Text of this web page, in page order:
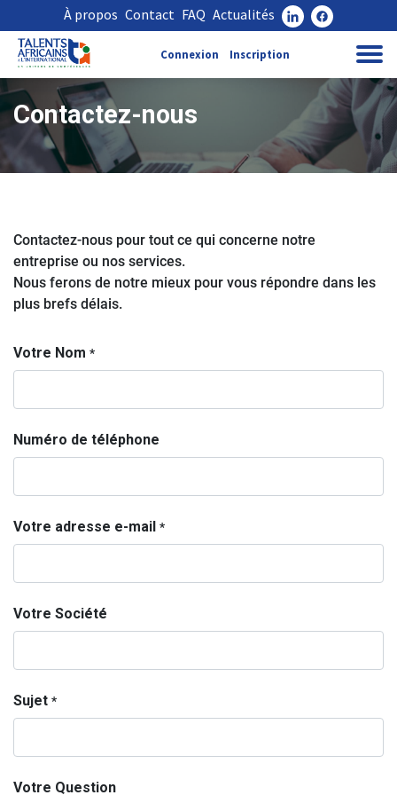
À propos Contact FAQ Actualités
Connexion Inscription
Contactez-nous
Contactez-nous pour tout ce qui concerne notre
entreprise ou nos services.
Nous ferons de notre mieux pour vous répondre dans les
plus brefs délais.
Votre Nom *
Numéro de téléphone
Votre adresse e-mail *
Votre Société
Sujet *
Votre Question